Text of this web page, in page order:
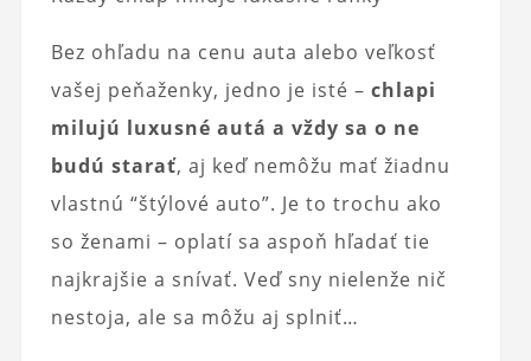
Bez ohľadu na cenu auta alebo veľkosť
vašej peňaženky, jedno je isté – chlapi
milujú luxusné autá a vždy sa o ne
budú starať, aj keď nemôžu mať žiadnu
vlastnú “štýlové auto”. Je to trochu ako
so ženami – oplatí sa aspoň hľadať tie
najkrajšie a snívať. Veď sny nielenže nič
nestoja, ale sa môžu aj splniť…